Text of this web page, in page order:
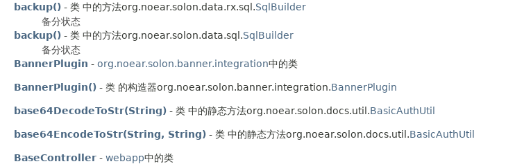
backup() - 类 中的方法org.noear.solon.data.rx.sql.SqlBuilder
备分状态
backup() - 类 中的方法org.noear.solon.data.sql.SqlBuilder
备分状态
BannerPlugin - org.noear.solon.banner.integration中的类
BannerPlugin() - 类 的构造器org.noear.solon.banner.integration.BannerPlugin
base64DecodeToStr(String) - 类 中的静态方法org.noear.solon.docs.util.BasicAuthUtil
base64EncodeToStr(String, String) - 类 中的静态方法org.noear.solon.docs.util.BasicAuthUtil
BaseController - webapp中的类